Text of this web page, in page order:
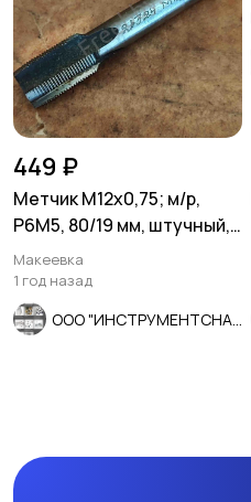
449 ₽
Метчик М12х0,75; м/р,
Р6М5, 80/19 мм, штучный,
мелкий шаг, шлифов.
Макеевка
1 год назад